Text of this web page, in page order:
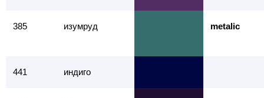
385 изумруд metalic
441 индиго